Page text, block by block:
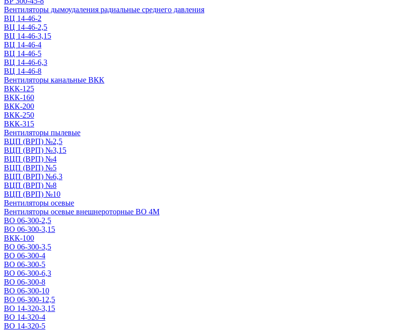
Вентиляторы дымоудаления радиальные среднего давления
ВЦ 14-46-2
ВЦ 14-46-2,5
ВЦ 14-46-3,15
ВЦ 14-46-4
ВЦ 14-46-5
ВЦ 14-46-6,3
ВЦ 14-46-8
Вентиляторы канальные ВКК
ВКК-125
ВКК-160
ВКК-200
ВКК-250
ВКК-315
Вентиляторы пылевые
ВЦП (ВРП) №2,5
ВЦП (ВРП) №3,15
ВЦП (ВРП) №4
ВЦП (ВРП) №5
ВЦП (ВРП) №6,3
ВЦП (ВРП) №8
ВЦП (ВРП) №10
Вентиляторы осевые
Вентиляторы осевые внешнероторные ВО 4М
ВО 06-300-2,5
ВО 06-300-3,15
ВКК-100
ВО 06-300-3,5
ВО 06-300-4
ВО 06-300-5
ВО 06-300-6,3
ВО 06-300-8
ВО 06-300-10
ВО 06-300-12,5
ВО 14-320-3,15
ВО 14-320-4
ВО 14-320-5